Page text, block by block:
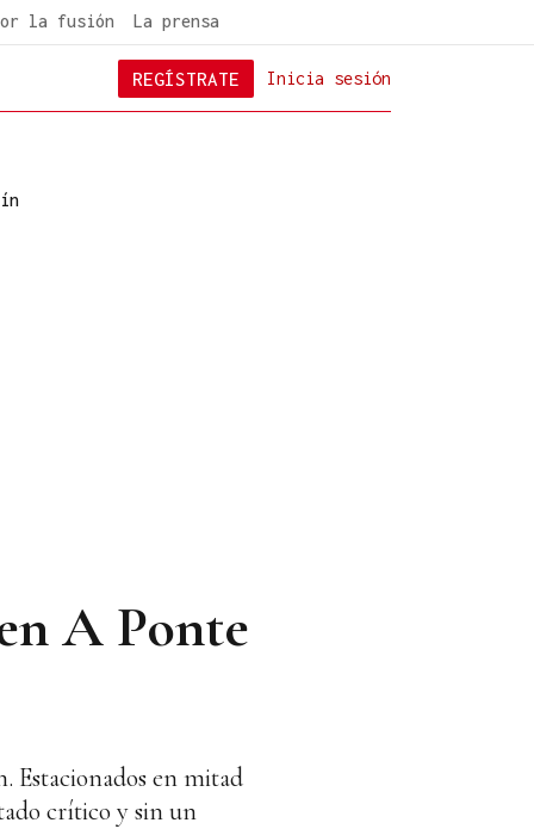
la fusión La prensa
Inicia sesión
REGÍSTRATE
A Ponte
Estacionados en mitad
crítico y sin un